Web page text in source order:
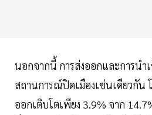
นอกจากนี้ การส่งออกและการนำ
สถานการณ์ปิดเมืองเช่นเดียวกัน
ออกเติบโตเพียง 3.9% จาก